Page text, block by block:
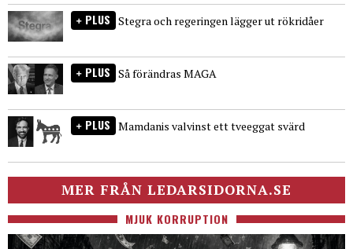
PLUS Stegra och regeringen lägger ut rökridåer
PLUS Så förändras MAGA
PLUS Mamdanis valvinst ett tveeggat svärd
MER FRÅN LEDARSIDORNA.SE
MJUK KORRUPTION